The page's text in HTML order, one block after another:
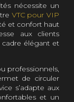
nécessite un
VTC pour VIP
et confort haut
aux clients
élégant et
professionnels,
de circuler
s’adapte aux
et un